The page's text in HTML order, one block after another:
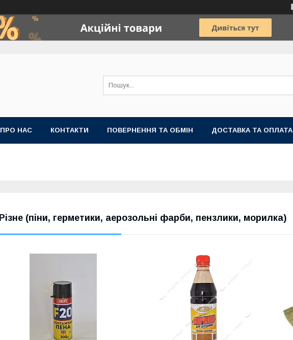
ПРО НАС КОНТАКТИ ПОВЕРНЕННЯ ТА ОБМІН ДОСТАВКА ТА ОПЛАТА
Різне (піни, герметики, аерозольні фарби, пензлики, морилка)